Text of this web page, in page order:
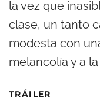
la vez que
clase, un tanto
modesta con
melancolía y a
TRÁILER